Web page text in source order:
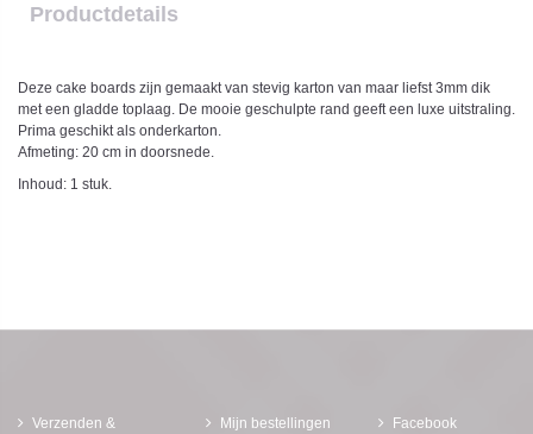
Productdetails
Deze cake boards zijn gemaakt van stevig karton van maar liefst 3mm dik
met een gladde toplaag. De mooie geschulpte rand geeft een luxe uitstraling.
Prima geschikt als onderkarton.
Afmeting: 20 cm in doorsnede.
Inhoud: 1 stuk.
Verzenden &
Mijn bestellingen
Facebook